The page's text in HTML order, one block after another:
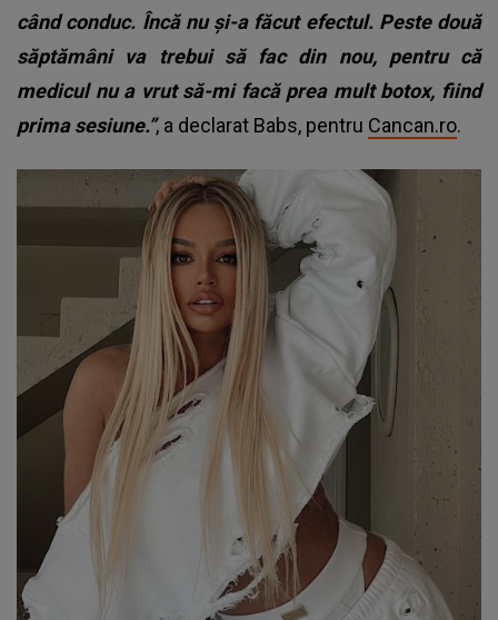
când conduc. Încă nu și-a făcut efectul. Peste două
săptămâni va trebui să fac din nou, pentru că
medicul nu a vrut să-mi facă prea mult botox, fiind
prima sesiune.”, a declarat Babs, pentru Cancan.ro.